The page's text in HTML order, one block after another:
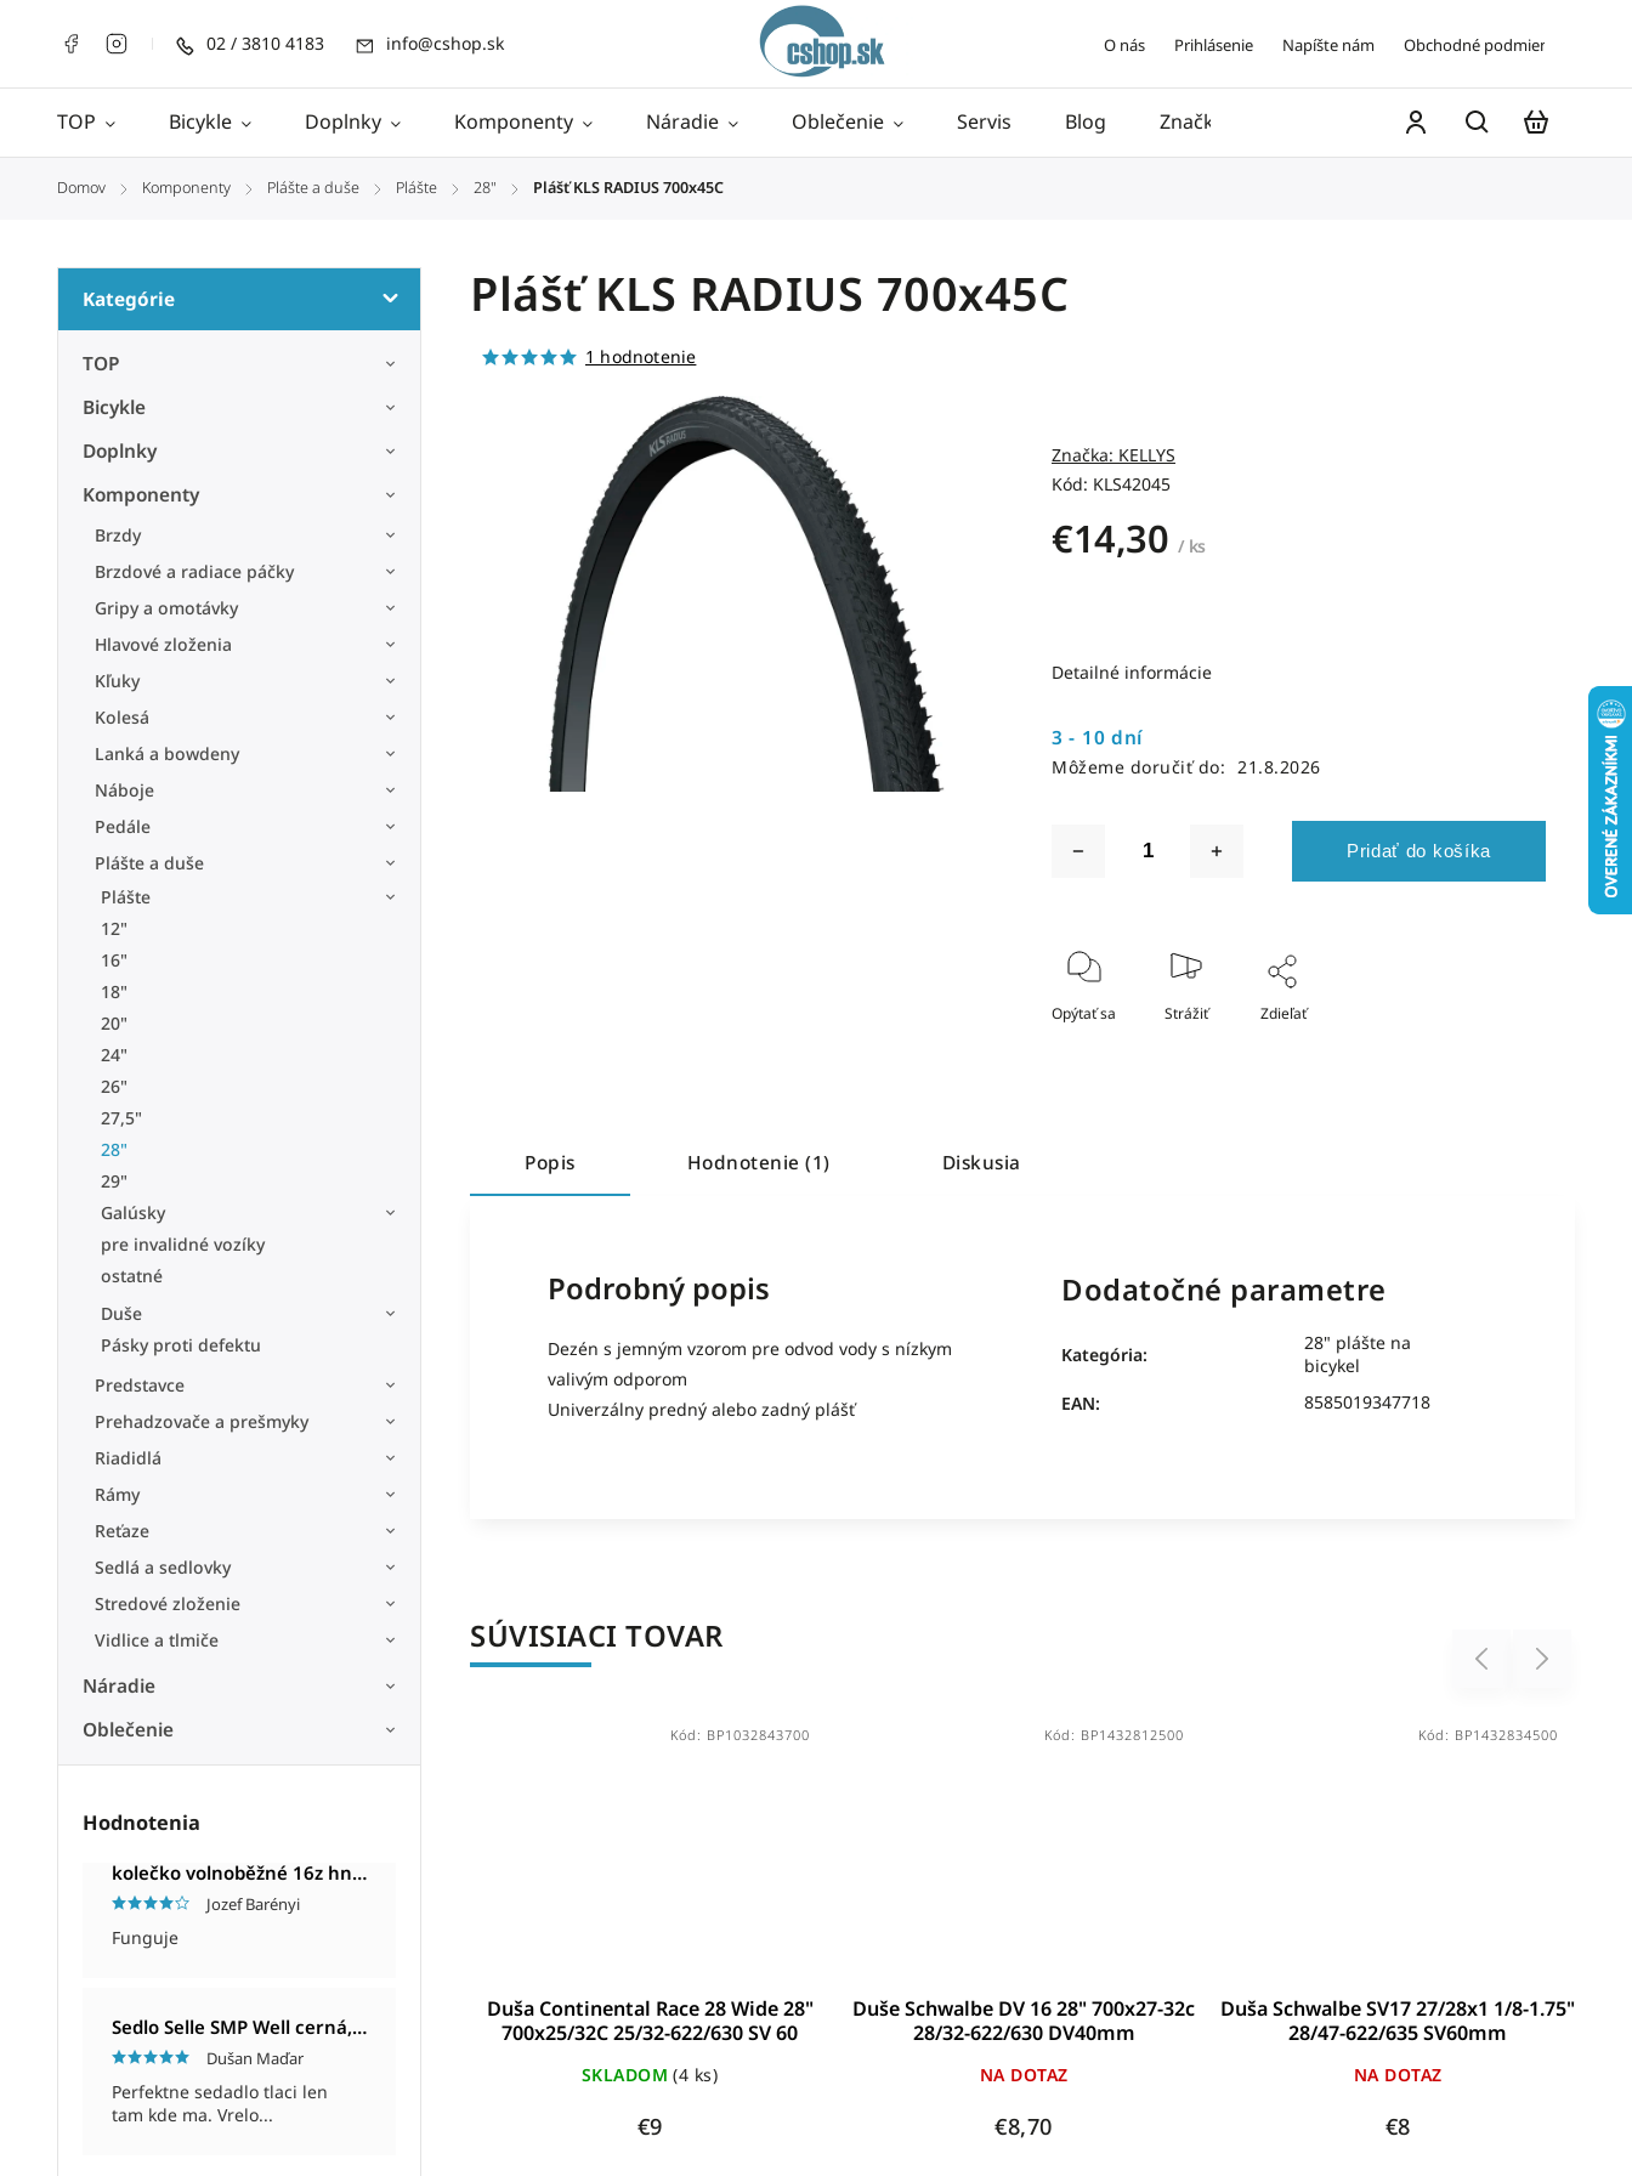
02 / 3810 4183 info@cshop.sk O nás Prihlásenie Napíšte nám Obchodné podmienky
TOP Bicykle Doplnky Komponenty Náradie Oblečenie Servis Blog Značky
Domov / Komponenty / Plášte a duše / Plášte / 28" / Plášť KLS RADIUS 700x45C
Kategórie
TOP
Bicykle
Doplnky
Komponenty
Brzdy
Brzdové a radiace páčky
Gripy a omotávky
Hlavové zloženia
Kľuky
Kolesá
Lanká a bowdeny
Náboje
Pedále
Plášte a duše
Plášte
12"
16"
18"
20"
24"
26"
27,5"
28"
29"
Galúsky
pre invalidné vozíky
ostatné
Duše
Pásky proti defektu
Predstavce
Prehadzovače a prešmyky
Riadidlá
Rámy
Reťaze
Sedlá a sedlovky
Stredové zloženie
Vidlice a tlmiče
Náradie
Oblečenie
Hodnotenia
kolečko volnoběžné 16z hnědé
Jozef Barényi
Funguje
Sedlo Selle SMP Well cerná, Unisex, 280x144mm, 280g
Dušan Maďar
Perfektne sedadlo tlaci len
tam kde ma. Vrelo...
Plášť KLS RADIUS 700x45C
1 hodnotenie
Kód: KLS42045
Značka: KELLYS
€14,30 / ks
3 - 10 dní
Môžeme doručiť do: 21.8.2026
Pridať do košíka
Detailné informácie
Opýtať sa Strážiť Zdieľať
Popis Hodnotenie (1) Diskusia
Podrobný popis
Dezén s jemným vzorom pre odvod vody s nízkym
valivým odporom
Univerzálny predný alebo zadný plášť
Dodatočné parametre
Kategória:
28" plášte na
bicykel
EAN: 8585019347718
SÚVISIACI TOVAR
Previous
AV 48mm
3 - 10 DNÍ
€4,10
KLS34957
Duša Continental Race 28 Wide 28"
700x25/32C 25/32-622/630 SV 60
SKLADOM (4 ks)
€9
Kód: BP1032843700
Duše Schwalbe DV 16 28" 700x27-32c
28/32-622/630 DV40mm
NA DOTAZ
€8,70
Kód: BP1432812500
Duša Schwalbe SV17 27/28x1 1/8-1.75"
28/47-622/635 SV60mm
NA DOTAZ
€8
Kód: BP1432834500
Next